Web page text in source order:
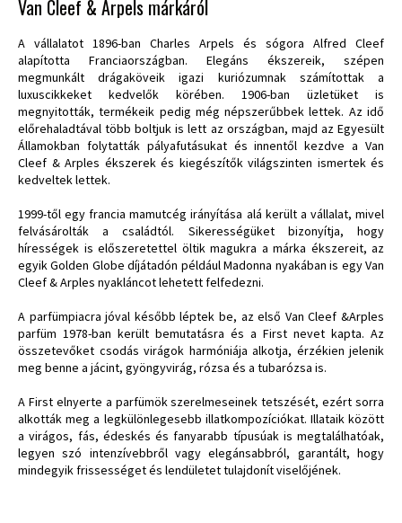
Van Cleef & Arpels márkáról
A vállalatot 1896-ban Charles Arpels és sógora Alfred Cleef
alapította Franciaországban. Elegáns ékszereik, szépen
megmunkált drágaköveik igazi kuriózumnak számítottak a
luxuscikkeket kedvelők körében. 1906-ban üzletüket is
megnyitották, termékeik pedig még népszerűbbek lettek. Az idő
előrehaladtával több boltjuk is lett az országban, majd az Egyesült
Államokban folytatták pályafutásukat és innentől kezdve a Van
Cleef & Arples ékszerek és kiegészítők világszinten ismertek és
kedveltek lettek.
1999-től egy francia mamutcég irányítása alá került a vállalat, mivel
felvásárolták a családtól. Sikerességüket bizonyítja, hogy
hírességek is előszeretettel öltik magukra a márka ékszereit, az
egyik Golden Globe díjátadón például Madonna nyakában is egy Van
Cleef & Arples nyakláncot lehetett felfedezni.
A parfümpiacra jóval később léptek be, az első Van Cleef &Arples
parfüm 1978-ban került bemutatásra és a First nevet kapta. Az
összetevőket csodás virágok harmóniája alkotja, érzékien jelenik
meg benne a jácint, gyöngyvirág, rózsa és a tubarózsa is.
A First elnyerte a parfümök szerelmeseinek tetszését, ezért sorra
alkották meg a legkülönlegesebb illatkompozíciókat. Illataik között
a virágos, fás, édeskés és fanyarabb típusúak is megtalálhatóak,
legyen szó intenzívebbről vagy elegánsabbról, garantált, hogy
mindegyik frissességet és lendületet tulajdonít viselőjének.